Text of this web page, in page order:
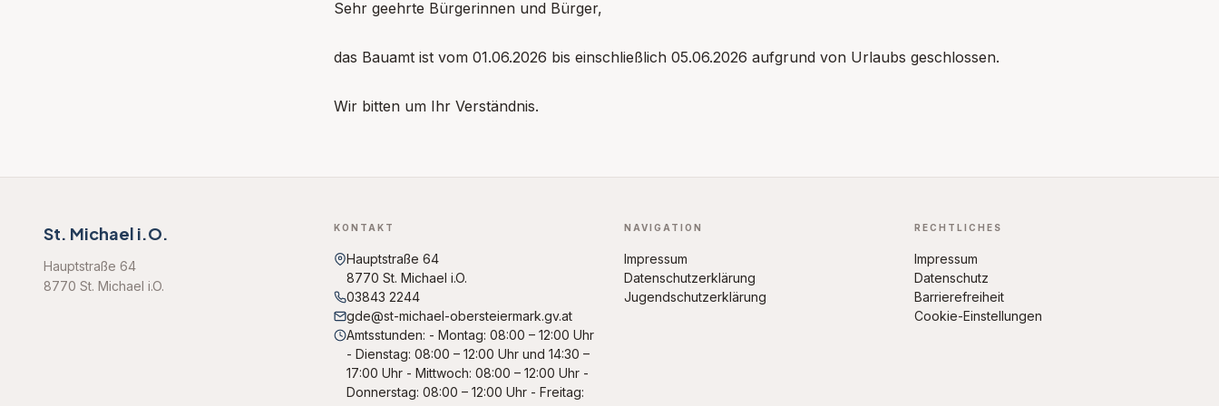
Sehr geehrte Bürgerinnen und Bürger,
das Bauamt ist vom 01.06.2026 bis einschließlich 05.06.2026 aufgrund von Urlaubs geschlossen.
Wir bitten um Ihr Verständnis.
St. Michael i.O.
Hauptstraße 64
8770 St. Michael i.O.
KONTAKT
Hauptstraße 64
8770 St. Michael i.O.
03843 2244
gde@st-michael-obersteiermark.gv.at
Amtsstunden: - Montag: 08:00 – 12:00 Uhr
- Dienstag: 08:00 – 12:00 Uhr und 14:30 –
17:00 Uhr - Mittwoch: 08:00 – 12:00 Uhr -
Donnerstag: 08:00 – 12:00 Uhr - Freitag:
NAVIGATION
Impressum
Datenschutzerklärung
Jugendschutzerklärung
RECHTLICHES
Impressum
Datenschutz
Barrierefreiheit
Cookie-Einstellungen